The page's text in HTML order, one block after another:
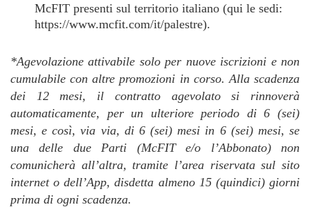
McFIT presenti sul territorio italiano (qui le sedi:
https://www.mcfit.com/it/palestre).
*Agevolazione attivabile solo per nuove iscrizioni e non
cumulabile con altre promozioni in corso. Alla scadenza
dei 12 mesi, il contratto agevolato si rinnoverà
automaticamente, per un ulteriore periodo di 6 (sei)
mesi, e così, via via, di 6 (sei) mesi in 6 (sei) mesi, se
una delle due Parti (McFIT e/o l’Abbonato) non
comunicherà all’altra, tramite l’area riservata sul sito
internet o dell’App, disdetta almeno 15 (quindici) giorni
prima di ogni scadenza.